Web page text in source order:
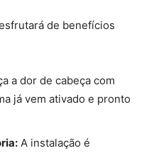
de benefícios
a dor de cabeça com
já vem ativado e pronto
A instalação é